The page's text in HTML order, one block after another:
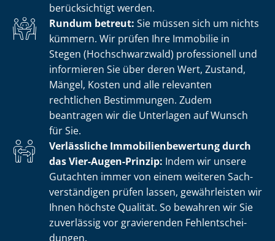
berücksichtigt werden.
Rundum betreut: Sie müssen sich um nichts
kümmern. Wir prüfen Ihre Immobilie in
Stegen (Hochschwarzwald) professionell und
informieren Sie über deren Wert, Zustand,
Mängel, Kosten und alle relevanten
rechtlichen Bestimmungen. Zudem
beantragen wir die Unterlagen auf Wunsch
für Sie.
Verlässliche Im­mo­bi­li­en­be­wer­tung durch
das Vier-Augen-Prinzip: Indem wir unsere
Gutachten immer von einem weiteren Sach­
ver­stän­di­gen prüfen lassen, gewährleisten wir
Ihnen höchste Qualität. So bewahren wir Sie
zuverlässig vor gravierenden Fehl­ent­schei­
dun­gen.